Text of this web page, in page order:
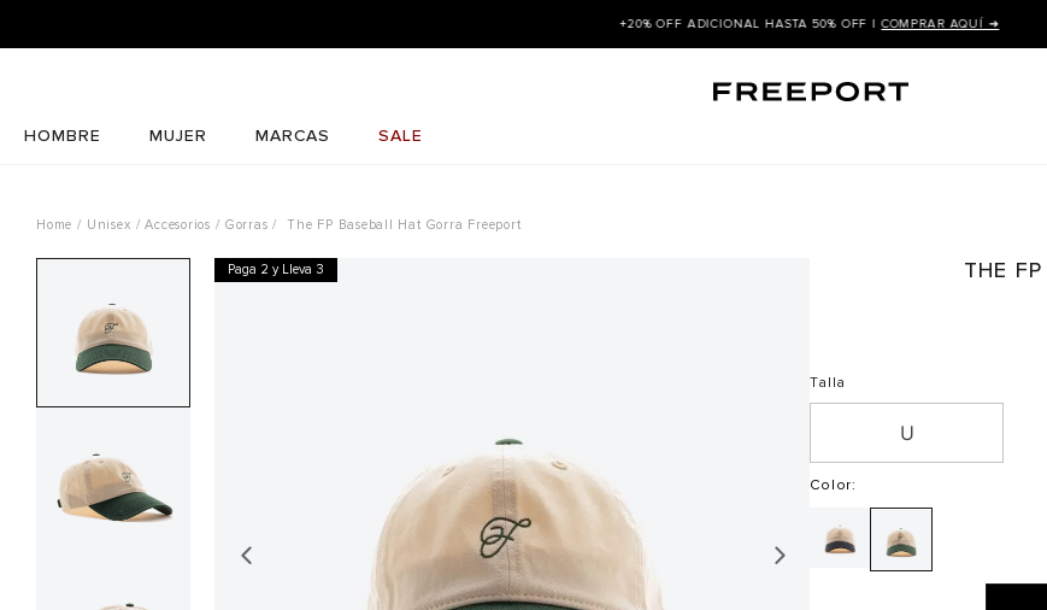
+20% OFF ADICIONAL HASTA 50% OFF |COMPRAR AQUÍ ➜
HOMBRE MUJER MARCAS SALE
Unisex Accesorios Gorras The FP Baseball Hat Gorra Freeport
Paga 2 y Lleva 3 THE
Talla
Color: